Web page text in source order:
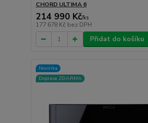
CHORD ULTIMA 6
214 990 Kč/ks
177 678 Kč bez DPH
Přidat do košíku
Novinka
Doprava ZDARMA